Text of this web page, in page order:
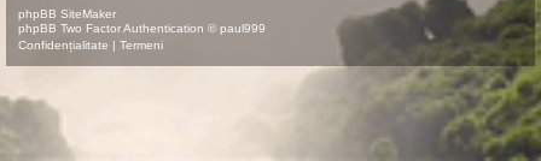
phpBB SiteMaker
phpBB Two Factor Authentication © paul999
Confidențialitate | Termeni